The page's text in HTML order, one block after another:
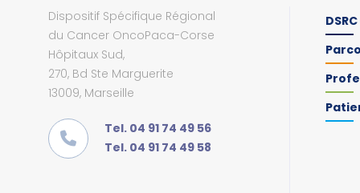
Dispositif Spécifique Régional
du Cancer OncoPaca-Corse
Hôpitaux Sud,
270, Bd Ste Marguerite
13009, Marseille
Tel. 04 91 74 49 56
Tel. 04 91 74 49 58
DSRC